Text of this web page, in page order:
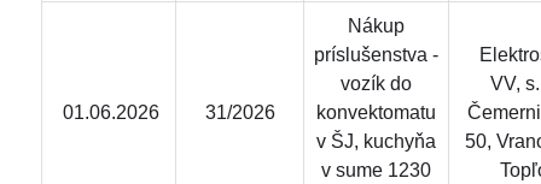
01.06.2026 31/2026
Nákup
príslušenstva -
vozík do
konvektomatu
v ŠJ, kuchyňa
v sume 1230
VV,
50,